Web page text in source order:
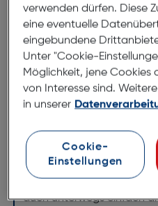
Apple Watch
Nike Sport Loop
ArtNr.: 180011945
Das neu designte Nike
aktives und leichtes
Durch den
Zuglasche mit dem Run
auch unterwegs einfach
verwenden dürfen. Diese
eine eventuelle
eingebundene
Unter "Cookie-
Möglichkeit, jene Cookies
von Interesse sind.
in unserer
Cookie-
Einstellungen